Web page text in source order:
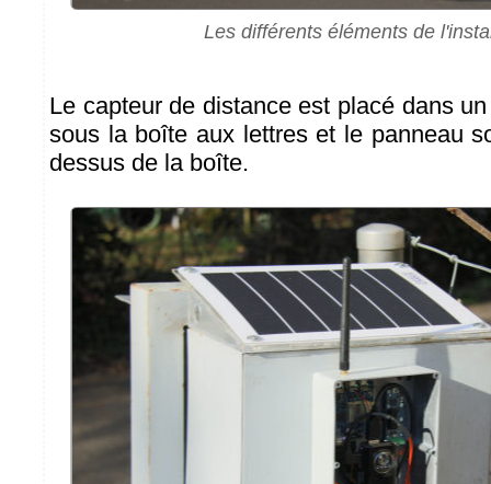
Les différents éléments de
Le capteur de distance est placé dans
sous la boîte aux lettres et le panneau
dessus de la boîte.